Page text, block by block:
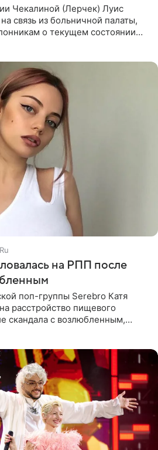
Чекалиной (Лерчек) Луис
связь из больничной палаты,
о текущем состоянии
на РПП после
поп-группы Serebro Катя
расстройство пищевого
скандала с возлюбленным,